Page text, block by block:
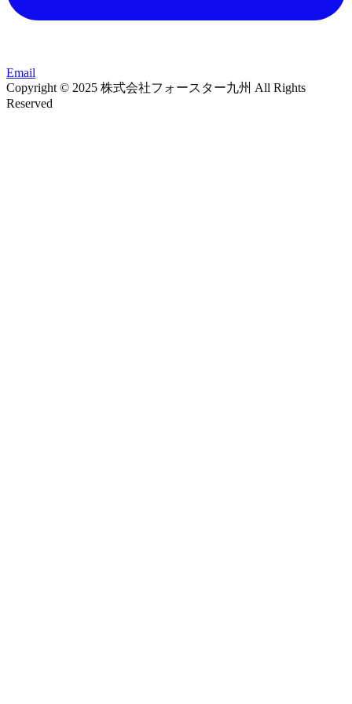
Email
Copyright © 2025 株式会社フォースター九州 All Rights
Reserved